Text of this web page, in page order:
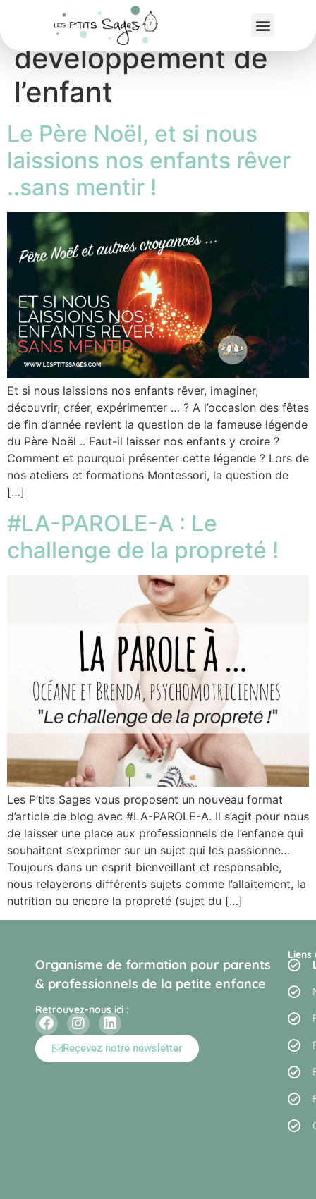
Étiquette :
développement de
l’enfant
Le Père Noël, et si nous
laissions nos enfants rêver
..sans mentir !
Et si nous laissions nos enfants rêver, imaginer,
découvrir, créer, expérimenter … ? A l’occasion des fêtes
de fin d’année revient la question de la fameuse légende
du Père Noël .. Faut-il laisser nos enfants y croire ?
Comment et pourquoi présenter cette légende ? Lors de
nos ateliers et formations Montessori, la question de
[…]
#LA-PAROLE-A : Le
challenge de la propreté !
Les P’tits Sages vous proposent un nouveau format
d’article de blog avec #LA-PAROLE-A. Il s’agit pour nous
de laisser une place aux professionnels de l’enfance qui
souhaitent s’exprimer sur un sujet qui les passionne…
Toujours dans un esprit bienveillant et responsable,
nous relayerons différents sujets comme l’allaitement, la
nutrition ou encore la propreté (sujet du […]
Organisme de formation pour parents
& professionnels de la petite enfance
Retrouvez-nous ici :
Reçevez notre newsletter
Liens